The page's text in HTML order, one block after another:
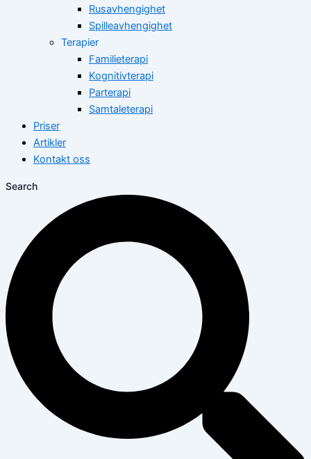
Rusavhengighet
Spilleavhengighet
Terapier
Familieterapi
Kognitivterapi
Parterapi
Samtaleterapi
Priser
Artikler
Kontakt oss
Search